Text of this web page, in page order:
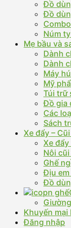
Đồ
Đồ
Núm
Mẹ bầu và
Dành
Dành
Máy
Mỹ
Túi trữ
Đồ gia
Các
Sách
Xe đẩy –
Xe đẩy
Nôi
Ghế
Địu em
Đồ
Khuyến mại
Đăng nhập